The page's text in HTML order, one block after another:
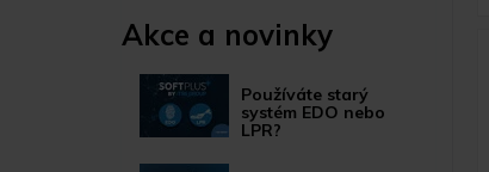
Akce a novinky
Používáte starý
systém EDO nebo
LPR?